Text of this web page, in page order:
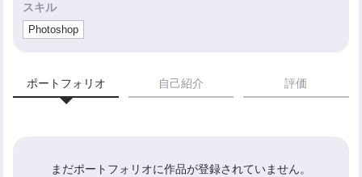
スキル
Photoshop
ポートフォリオ 自己紹介 評価
まだポートフォリオに作品が登録されていません。